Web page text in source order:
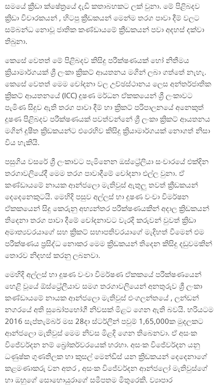
සමයේ ක්‍රීඩා ක්ෂේත්‍රයේ දැඩි කතාබහකට ලක් වුනා. මේ පිළිබදව
ක්‍රිඩා විචාරකයන් , හිටපු ක්‍රීඩකයන් මෙන්ම තරග පාවා දීම් වලට
සම්බන්ධ නොවූ ජාතික කණ්ඩායමේ ක්‍රීඩකයන් පවා අදහස් දක්වා
තිබුනා.
කෙසේ වෙතත් මේ පිළිබදව කිසිදු පරීක්ෂණයක් හෝ නිතීමය
ක්‍රියාමාර්ගයක් ශ්‍රී ලංකා ක්‍රිකට් ආයතනය මගින් ලබා ගත්තේ නැහැ.
කෙසේ වෙතත් මෙම චෝදනා වල උච්ඡස්ථානය ලෙස අන්තර්ජාතික
ක්‍රිකට් ආයතනයේ (ICC) දූෂණ මර්ධන ඒකකයෙන් ශ්‍රී ලංකාවට
පැමිණ සිදුව ඇති තරග පාවා දීම් හා ක්‍රිකට් පරිපාලනයේ අනෙකුත්
දූෂණ පිළිබදව පරීක්ෂණයක් පවත්වන්නේ ශ්‍රී ලංකා ක්‍රිකට් ආයතනය
මගින් දූෂීත ක්‍රිඩකයන්ට එරෙහිව කිසිදු ක්‍රියාමාර්ගයක් නොගත් නිසා
විය හැකියි.
පසුගිය වසරේ ශ්‍රී ලංකාවට පැමිනෙන ඔස්ට්‍රේලියා සංචාරයේ එක්දින
තරගාවලියේදී මෙම තරග පාවාදීමේ චෝදනා එල්ල වුනා. ඒ
කණ්ඩායමේ නායක ආන්ජලො මැතිවුස් ඇතුලු තවත් ක්‍රීඩකයන්
දෙදෙනෙකුටයි. මෙහිදි පසුව අල්ලස් හා දූෂණ වංචා විමර්ෂන
ඒකකයෙන් සිදු කෙරුනු අභ්‍යන්තර පරීක්ෂණයකින් අදාල ක්‍රිඩකයන්
තිදෙනා තරග පාවා දීමේ චෝදනාවට වැරදි කරුවන් වුවත් ක්‍රිඩා
අමාත්‍යවරයාගේ සහ ක්‍රිකට් සභාපතිවරයාගේ මැදිහත් වීමෙන් එම
පරීක්ෂණය ප්‍රසිද්ධ නොකර මෙම ක්‍රිඩකයන් තිදෙන කිසිදු දඩුවමකින්
තොරව නිදහස් කරනු ලබනවා.
මෙහිදි අල්ලස් හා දූෂණ වංචා විමර්ෂණ ඒකකයේ පරීක්ෂණයෙන්
හෙළි වූයේ ඕස්ට්‍රේලීයාව සමග තරගාවලියෙන් අනතුරුව ශ්‍රී ලංකා
කණ්ඩායමේ නායක ආන්ජලො මැතිවුස් එංගලන්තයේ , ලන්ඩන්
නගරයේ අති සුඛෝපභෝගී නිවසක් මිළට ගෙන ඇති බවයි. හරියටම
2016 සැප්තැම්බර් මස 28දා ස්ටර්ලින් පවුම් 1,65,000ක මුදලකට
ආන්ජලො මැතිවුස් මෙම නිවස මිළදි ගෙන තිබෙනවා. ඒ අසංක
විජේවර්දන නම් බ්‍රෝකර්වරයෙක් හරහා. අසංක විජේවර්දන යනු
ධණුෂ්ක ගුණතිලක හා කුසල් මෙන්ඩිස් යන ක්‍රිඩකයන් දෙදෙනාගේ
කළමණාකරු වන අතර , අසංක විජේවර්දන ආන්ජලෝ මැතිවුස්ගේ
හා ඔහුගේ සොහොයුරාගේ සමීපතම මිතුරෙකි. ව්‍යාපාර